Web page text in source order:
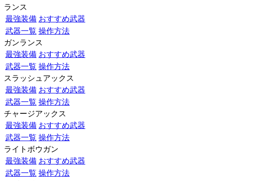
ランス
最強装備 おすすめ武器
武器一覧 操作方法
ガンランス
最強装備 おすすめ武器
武器一覧 操作方法
スラッシュアックス
最強装備 おすすめ武器
武器一覧 操作方法
チャージアックス
最強装備 おすすめ武器
武器一覧 操作方法
ライトボウガン
最強装備 おすすめ武器
武器一覧 操作方法